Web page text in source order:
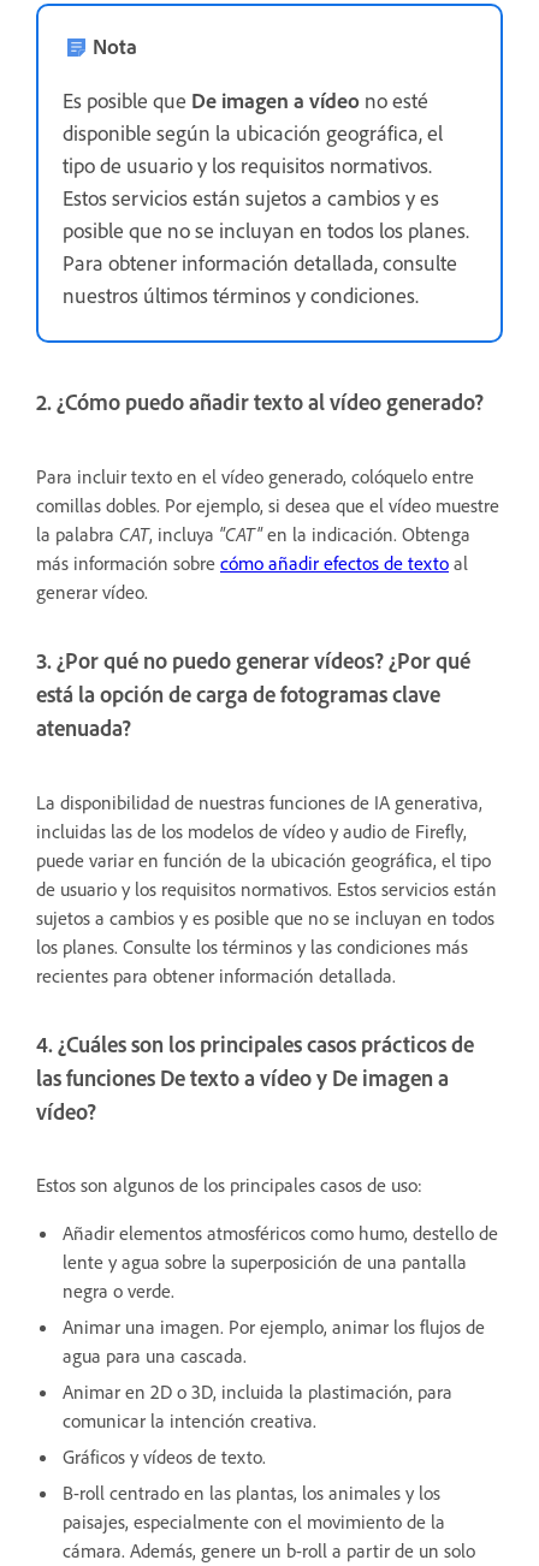
Nota
Es posible que De imagen a vídeo no esté
disponible según la ubicación geográfica, el
tipo de usuario y los requisitos normativos.
Estos servicios están sujetos a cambios y es
posible que no se incluyan en todos los planes.
Para obtener información detallada, consulte
nuestros últimos términos y condiciones.
2. ¿Cómo puedo añadir texto al vídeo generado?
Para incluir texto en el vídeo generado, colóquelo entre
comillas dobles. Por ejemplo, si desea que el vídeo muestre
la palabra CAT, incluya "CAT"en la indicación. Obtenga
más información sobre cómo añadir efectos de texto al
generar vídeo.
3. ¿Por qué no puedo generar vídeos? ¿Por qué
está la opción de carga de fotogramas clave
atenuada?
La disponibilidad de nuestras funciones de IA generativa,
incluidas las de los modelos de vídeo y audio de Firefly,
puede variar en función de la ubicación geográfica, el tipo
de usuario y los requisitos normativos. Estos servicios están
sujetos a cambios y es posible que no se incluyan en todos
los planes. Consulte los términos y las condiciones más
recientes para obtener información detallada.
4. ¿Cuáles son los principales casos prácticos de
las funciones De texto a vídeo y De imagen a
vídeo?
Estos son algunos de los principales casos de uso:
Añadir elementos atmosféricos como humo, destello de
lente y agua sobre la superposición de una pantalla
negra o verde.
Animar una imagen. Por ejemplo, animar los flujos de
agua para una cascada.
Animar en 2D o 3D, incluida la plastimación, para
comunicar la intención creativa.
Gráficos y vídeos de texto.
B-roll centrado en las plantas, los animales y los
paisajes, especialmente con el movimiento de la
cámara. Además, genere un b-roll a partir de un solo